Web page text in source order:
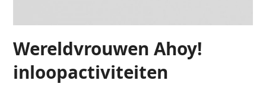
Wereldvrouwen Ahoy!
inloopactiviteiten